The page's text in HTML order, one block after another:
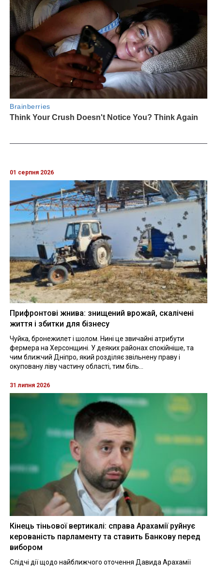
01 серпня 2026
Прифронтові жнива: знищений врожай, скалічені
життя і збитки для бізнесу
Чуйка, бронежилет і шолом. Нині це звичайні атрибути
фермера на Херсонщині. У деяких районах спокійніше, та
чим ближчий Дніпро, який розділяє звільнену праву і
окуповану ліву частину області, тим біль...
31 липня 2026
Кінець тіньової вертикалі: справа Арахамії руйнує
керованість парламенту та ставить Банкову перед
вибором
Слідчі дії щодо найближчого оточення Давида Арахамії